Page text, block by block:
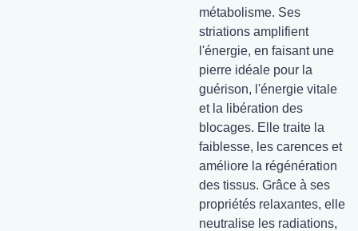
métabolisme. Ses
striations amplifient
l'énergie, en faisant une
pierre idéale pour la
guérison, l'énergie vitale
et la libération des
blocages. Elle traite la
faiblesse, les carences et
améliore la régénération
des tissus. Grâce à ses
propriétés relaxantes, elle
neutralise les radiations,